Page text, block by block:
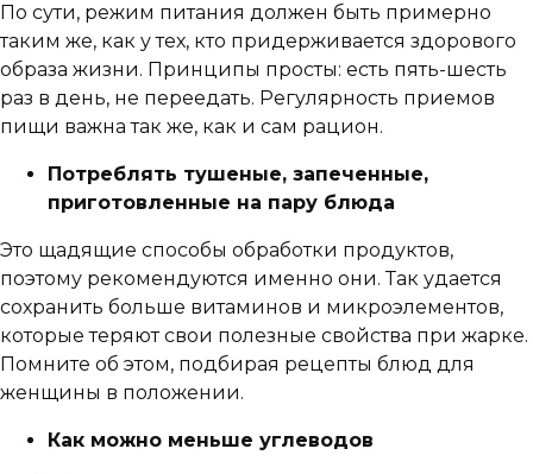
По сути, режим питания должен быть примерно
таким же, как у тех, кто придерживается здорового
образа жизни. Принципы просты: есть пять-шесть
раз в день, не переедать. Регулярность приемов
пищи важна так же, как и сам рацион.
Потреблять тушеные, запеченные,
приготовленные на пару блюда
Это щадящие способы обработки продуктов,
поэтому рекомендуются именно они. Так удается
сохранить больше витаминов и микроэлементов,
которые теряют свои полезные свойства при жарке.
Помните об этом, подбирая рецепты блюд для
женщины в положении.
Как можно меньше углеводов